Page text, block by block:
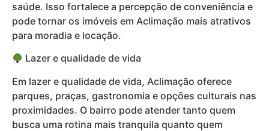
saúde. Isso fortalece a percepção de conveniência e
pode tornar os imóveis em Aclimação mais atrativos
para moradia e locação.
Lazer e qualidade de vida
Em lazer e qualidade de vida, Aclimação oferece
parques, praças, gastronomia e opções culturais nas
proximidades. O bairro pode atender tanto quem
busca uma rotina mais tranquila quanto quem